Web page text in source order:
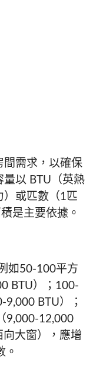
間需求，以確保
量以 BTU（英熱
）或匹數（1匹
是主要依據。
如50-100平方
BTU）；100-
BTU）；
9,000-12,000
向大窗），應增
。